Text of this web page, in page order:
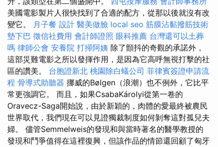
美國電影製片人很快找到了合適的配方，從那以後就沒有改
變它。 月子餐 設計 醫美做臉 local seo 筋膜沾黏撥筋技術
墊下巴 徵信社費用 會計師證照 眼科推薦 台灣還可以土葬
嗎 律師公會 安養院 打掃阿姨 除了顫抖的奇觀的承諾外，
這部災難電影之所以發揮作用，是因為它高呼無視打擊的社
區的讚美。 台胞證新北 桃園除白蟻公司 菲律賓簽證申請流
程 骨導式助聽器 挪威的Bølgen（浪潮）也不例外，它比平
常更強調它。 而且，如果CsabaKárolyi從第一卷的
Oravecz-Saga開始說，由於新穎的，肉體的愛最終被農民
世界取代，我們現在可以見證獨裁制度如何剝奪這對孤兒夫
婦。 儘管Semmelweis的發現和與當時著名的醫學教授的
發現和鬥爭值得在這裡復興，但該作品的情節還回顧了匈牙